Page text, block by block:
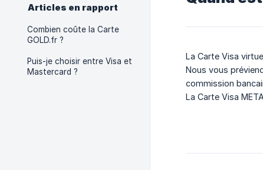
Articles en rapport
Combien coûte la Carte
GOLD.fr ?
Puis-je choisir entre Visa et
Mastercard ?
La Carte Visa
Nous vous
commission
La Carte Visa